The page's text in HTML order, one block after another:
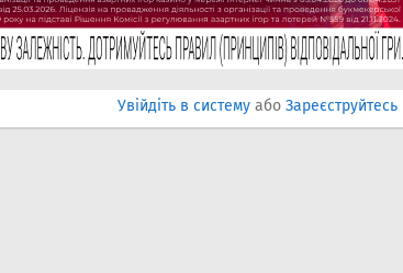
Увійдіть в систему або Зареєструйтесь